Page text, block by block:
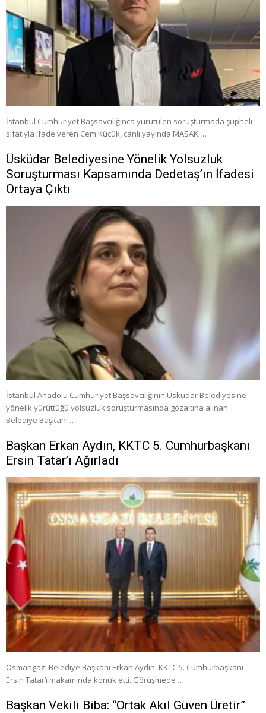
İstanbul Cumhuriyet Başsavcılığınca yürütülen soruşturmada şüpheli
sıfatıyla ifade veren Cem Küçük, canlı yayında MASAK …
Üsküdar Belediyesine Yönelik Yolsuzluk
Soruşturması Kapsamında Dedetaş’ın İfadesi
Ortaya Çıktı
İstanbul Anadolu Cumhuriyet Başsavcılığının Üsküdar Belediyesine
yönelik yürüttüğü yolsuzluk soruşturmasında gözaltına alınan
Belediye Başkanı …
Başkan Erkan Aydın, KKTC 5. Cumhurbaşkanı
Ersin Tatar’ı Ağırladı
Osmangazi Belediye Başkanı Erkan Aydın, KKTC 5. Cumhurbaşkanı
Ersin Tatar’ı makamında konuk etti. Görüşmede …
Başkan Vekili Biba: “Ortak Akıl Güven Üretir”